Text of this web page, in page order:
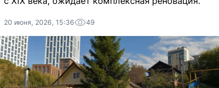
20 июня, 2026, 15:36 49